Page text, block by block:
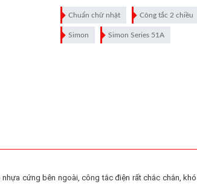
Chuẩn chữ nhật Công tắc 2 chiều
Simon Simon Series 51A
cứng bên ngoài, công tắc điện rất chắc chắn,